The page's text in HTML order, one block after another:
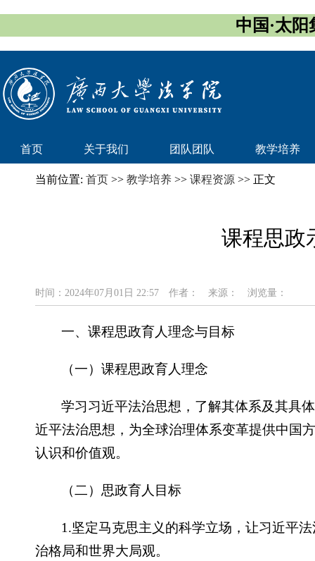
中国·太
首页 关于我们 团队团队 教学培养
当前位置: 首页 >> 教学培养 >> 课程资源 >> 正文
课程思政
时间：2024年07月01日 22:57 作者： 来源： 浏览量：
一、课程思政育人理念与目标
（一）课程思政育人理念
学习习近平法治思想，了解其体系及其具
近平法治思想，为全球治理体系变革提供中国
认识和价值观。
（二）思政育人目标
1.坚定马克思主义的科学立场，让习近平
治格局和世界大局观。